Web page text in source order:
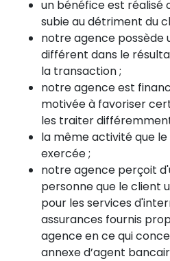
un bénéfice est réalisé
subie au détriment du
notre agence possède
différent dans le
la transaction ;
notre agence est
motivée à favoriser
les traiter
la même activité que
exercée ;
notre agence perçoit
personne que le client
pour les services
assurances fournis
agence en ce qui
annexe d’agent